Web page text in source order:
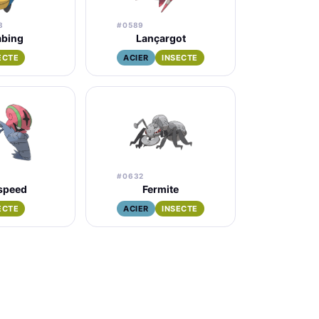
#0589
Lançargot
ACIER INSECTE
#0632
Fermite
ACIER INSECTE